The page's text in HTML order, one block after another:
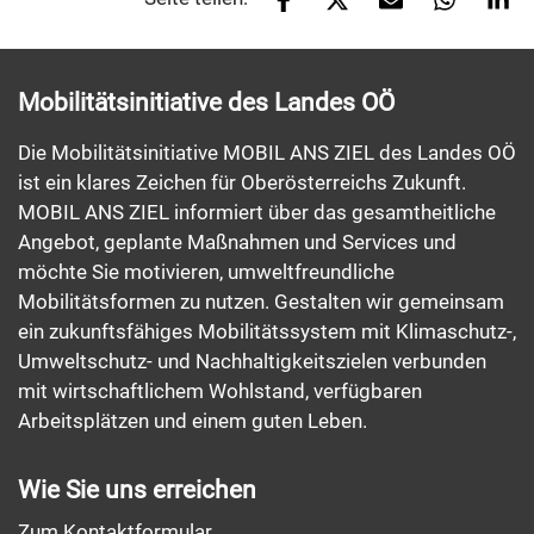
Mobilitätsinitiative des Landes OÖ
Die Mobilitätsinitiative MOBIL ANS ZIEL des Landes OÖ
ist ein klares Zeichen für Oberösterreichs Zukunft.
MOBIL ANS ZIEL informiert über das gesamtheitliche
Angebot, geplante Maßnahmen und Services und
möchte Sie motivieren, umweltfreundliche
Mobilitätsformen zu nutzen. Gestalten wir gemeinsam
ein zukunftsfähiges Mobilitätssystem mit Klimaschutz-,
Umweltschutz- und Nachhaltigkeitszielen verbunden
mit wirtschaftlichem Wohlstand, verfügbaren
Arbeitsplätzen und einem guten Leben.
Wie Sie uns erreichen